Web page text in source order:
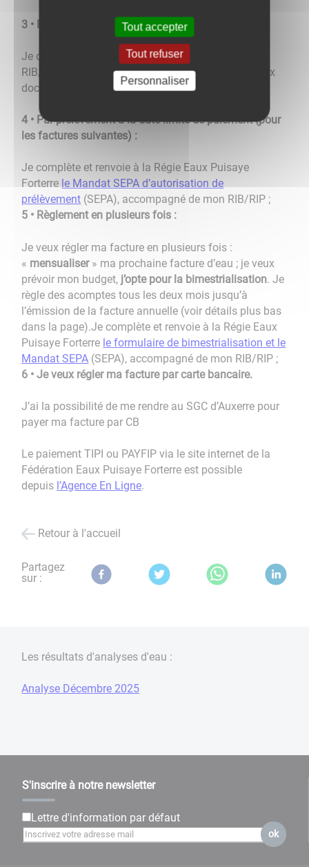
3 • Par TIP :
Je découpe le TIP au bas de ma facture, je joins un
RIB/RIP (si c’est la première fois) et expédie les deux
documents à l’aide de l’enveloppe TIP jointe ;
4 • Par prélèvement à la date limite de paiement (pour
les factures suivantes) :
Je complète et renvoie à la Régie Eaux Puisaye
Forterre le Mandat SEPA d’autorisation de
prélèvement (SEPA), accompagné de mon RIB/RIP ;
5 • Règlement en plusieurs fois :
Je veux régler ma facture en plusieurs fois :
« mensualiser» ma prochaine facture d’eau ; je veux
prévoir mon budget, j’opte pour la bimestrialisation. Je
règle des acomptes tous les deux mois jusqu’à
l’émission de la facture annuelle (voir détails plus bas
dans la page).Je complète et renvoie à la Régie Eaux
Puisaye Forterre le formulaire de bimestrialisation et le
Mandat SEPA (SEPA), accompagné de mon RIB/RIP ;
6 • Je veux régler ma facture par carte bancaire.
J’ai la possibilité de me rendre au SGC d’Auxerre pour
payer ma facture par CB
Le paiement TIPI ou PAYFIP via le site internet de la
Fédération Eaux Puisaye Forterre est possible
depuis l’Agence En Ligne.
Retour à l'accueil
Partagez
sur :
Les résultats d'analyses d'eau :
Analyse Décembre 2025
S'inscrire à notre newsletter
Lettre d'information par défaut
ok
Tout accepter
Tout refuser
Personnaliser